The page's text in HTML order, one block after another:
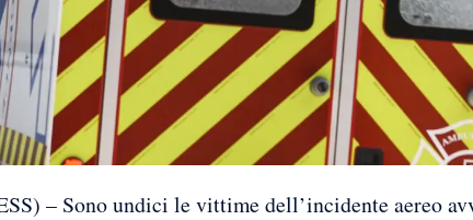
– Sono undici le vittime dell’incidente aereo